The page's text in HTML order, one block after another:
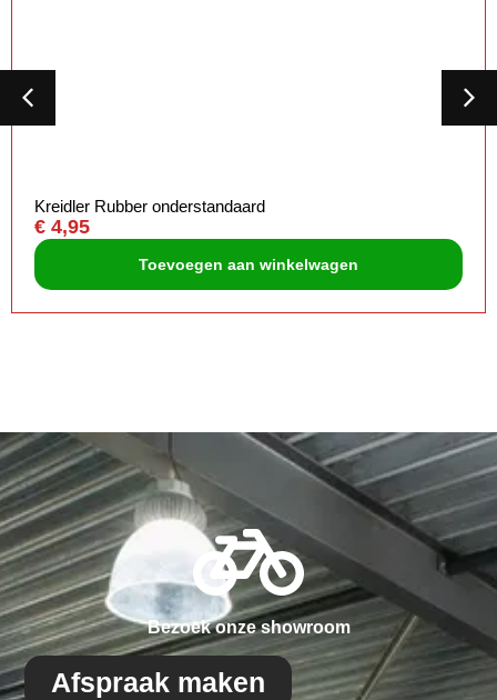
Kreidler Rubber onderstandaard
€ 4,95
Toevoegen aan winkelwagen
Bezoek onze showroom
Afspraak maken